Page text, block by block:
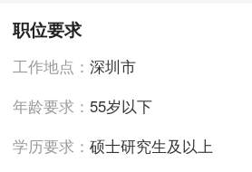
职位要求
工作地点：深圳市
年龄要求：55岁以下
学历要求：硕士研究生及以上